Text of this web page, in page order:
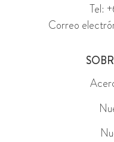
Tel:
Correo